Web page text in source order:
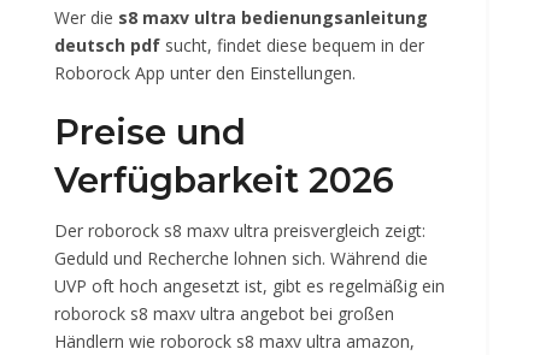
Wer die s8 maxv ultra bedienungsanleitung
deutsch pdf sucht, findet diese bequem in der
Roborock App unter den Einstellungen.
Preise und
Verfügbarkeit 2026
Der roborock s8 maxv ultra preisvergleich zeigt:
Geduld und Recherche lohnen sich. Während die
UVP oft hoch angesetzt ist, gibt es regelmäßig ein
roborock s8 maxv ultra angebot bei großen
Händlern wie roborock s8 maxv ultra amazon,